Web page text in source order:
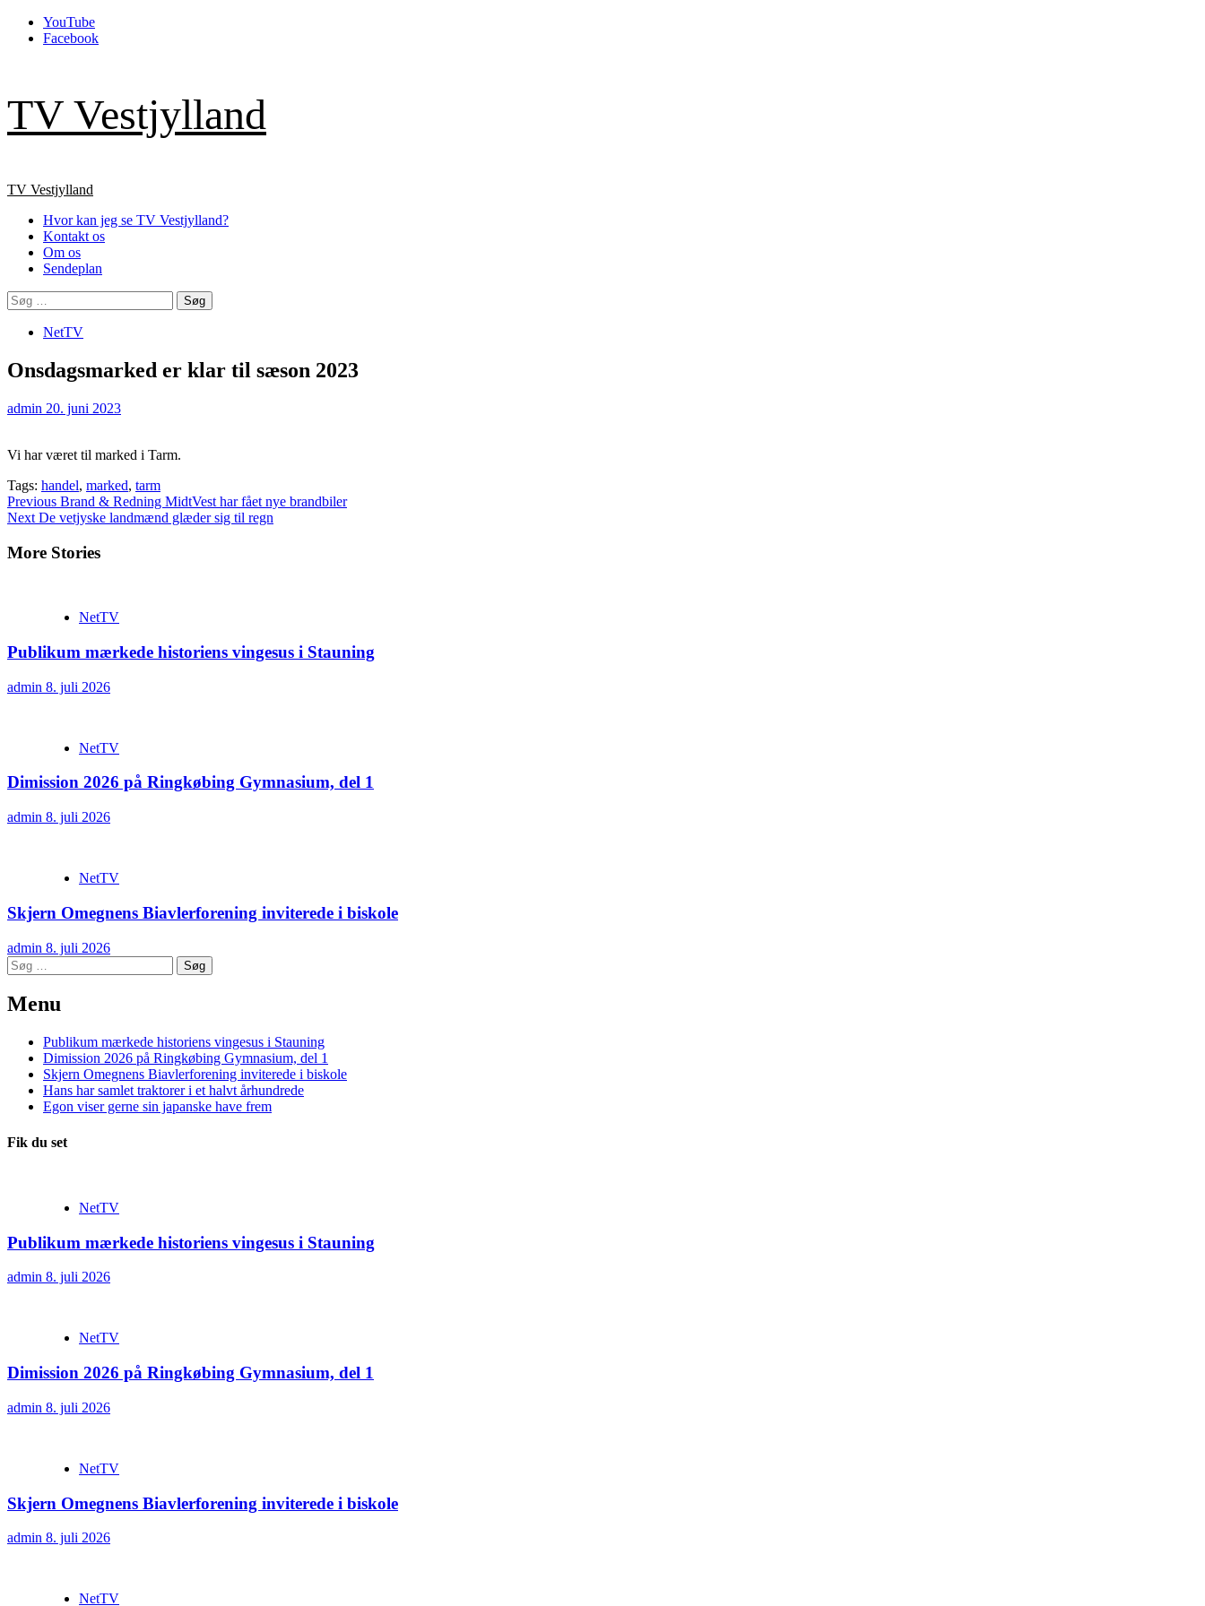
Skip
YouTube
Facebook
TV Vestjylland
Primary
TV Vestjylland
Hvor kan jeg se TV Vestjylland?
Kontakt os
Om os
Sendeplan
Søg
efter:
NetTV
Onsdagsmarked er klar til sæson 2023
admin 20. juni 2023
Vi har været til marked i Tarm.
Tags: handel, marked, tarm
Continue
Reading
Previous Brand & Redning MidtVest har fået nye brandbiler
Next De vetjyske landmænd glæder sig til regn
More Stories
NetTV
Publikum mærkede historiens vingesus i Stauning
admin 8. juli 2026
NetTV
Dimission 2026 på Ringkøbing Gymnasium, del 1
admin 8. juli 2026
NetTV
Skjern Omegnens Biavlerforening inviterede i biskole
admin 8. juli 2026
Søg
efter:
Menu
Publikum mærkede historiens vingesus i Stauning
Dimission 2026 på Ringkøbing Gymnasium, del 1
Skjern Omegnens Biavlerforening inviterede i biskole
Hans har samlet traktorer i et halvt århundrede
Egon viser gerne sin japanske have frem
Fik du set
NetTV
Publikum mærkede historiens vingesus i Stauning
admin 8. juli 2026
NetTV
Dimission 2026 på Ringkøbing Gymnasium, del 1
admin 8. juli 2026
NetTV
Skjern Omegnens Biavlerforening inviterede i biskole
admin 8. juli 2026
NetTV